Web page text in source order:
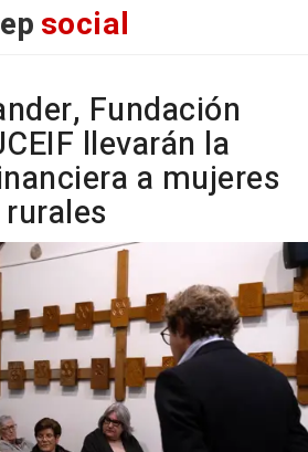
epsocial
Fundación
llevarán la
a mujeres